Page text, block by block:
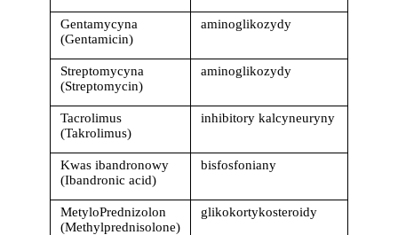
Gentamycyna
(Gentamicin)
aminoglikozydy
Streptomycyna
(Streptomycin)
aminoglikozydy
Tacrolimus
(Takrolimus)
inhibitory kalcyneuryny
Kwas ibandronowy
(Ibandronic acid)
bisfosfoniany
MetyloPrednizolon
(Methylprednisolone)
glikokortykosteroidy